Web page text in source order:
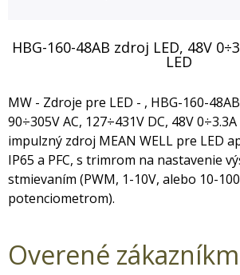
HBG-160-48AB zdroj LED, 48V
LED
MW - Zdroje pre LED - , HBG-160-
90÷305V AC, 127÷431V DC, 48V
impulzný zdroj MEAN WELL pre LED
IP65 a PFC, s trimrom na nastavenie
stmievaním (PWM, 1-10V, alebo 10-
potenciometrom).
Overené